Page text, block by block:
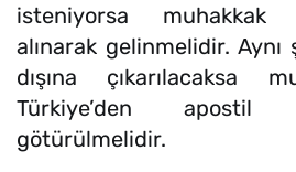
isteniyorsa
alınarak gelinmelidir.
dışına çıkarılacaksa
Türkiye’den apostil
götürülmelidir.